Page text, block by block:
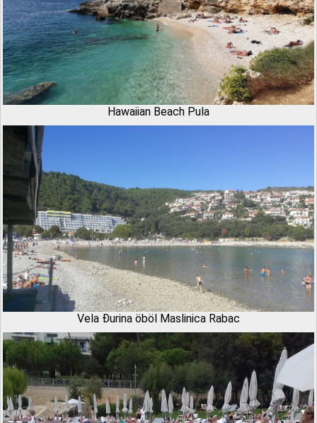
Hawaiian Beach Pula
Vela Đurina öböl Maslinica Rabac